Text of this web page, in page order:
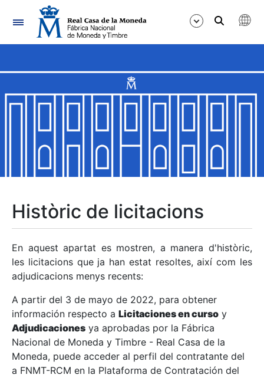
Navegació
Mostra/Amaga
Mostra/Amaga
Mostra/Amaga
Mostra/Amaga
Mostra/Amaga
Històric de licitacions
En aquest apartat es mostren, a manera d'històric,
les licitacions que ja han estat resoltes, així com les
adjudicacions menys recents:
A partir del 3 de mayo de 2022, para obtener
información respecto a Licitaciones en curso y
Adjudicaciones ya aprobadas por la Fábrica
Nacional de Moneda y Timbre - Real Casa de la
Moneda, puede acceder al perfil del contratante del
a FNMT-RCM en la Plataforma de Contratación del